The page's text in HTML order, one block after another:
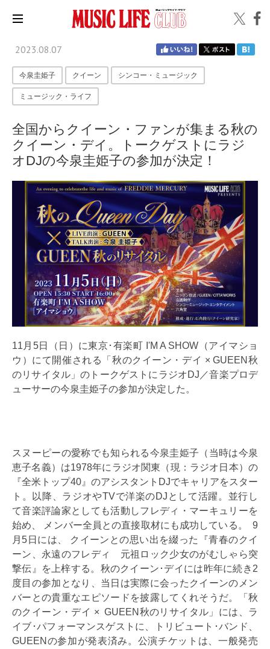
2023.08.07
今泉圭姫子 クイーン シンコー・ミュージック
ミュージック・ライフ
全国からクイーン・ファンが集まる秋の
クイーン・デイ。トークゲストにラジ
オDJの今泉圭姫子の参加が決定！
11月5日（日）に東京･有楽町 I'M A SHOW（アイマショ
ウ）にて開催される「秋のクイーン・デイ × GUEEN秋
のリサイタル」のトークゲストにラジオDJ／音楽プロデ
ューサーの今泉圭姫子の参加が決定した。
スヌーピーの愛称でも知られる今泉圭姫子（当時は今泉
恵子名義）は1978年にラジオ関東（現：ラジオ日本）の
『全米トップ40』のアシスタントDJでキャリアをスター
ト。以降、ラジオやTVで洋楽のDJとして活躍。並行し
て音楽評論家としても活動しフレディ・マーキュリーを
始め、 メンバー全員との直接取材にも成功している。 9
月5日には、 クイーンとの思い出を綴った『青春のクイ
ーン、永遠のフレディ 元祖ロック少女のがむしゃら突
撃伝』を上梓する。秋のクイーン･デイには昨年に続き2
度目の参加となり、当日は実際に会ったクイーンのメン
バーとの貴重なエピソードを披露してくれそうだ。「秋
のクイーン・デイ × GUEEN秋のリサイタル」には、ラ
イブ･パフォーマンスゲストに、トリビュート･バンド、
GUEENの参加が発表済み。公演チケットは、一般発売